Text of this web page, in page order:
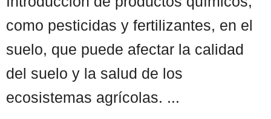
como pesticidas y fertilizantes, en el
suelo, que puede afectar la calidad
del suelo y la salud de los
ecosistemas agrícolas. ...